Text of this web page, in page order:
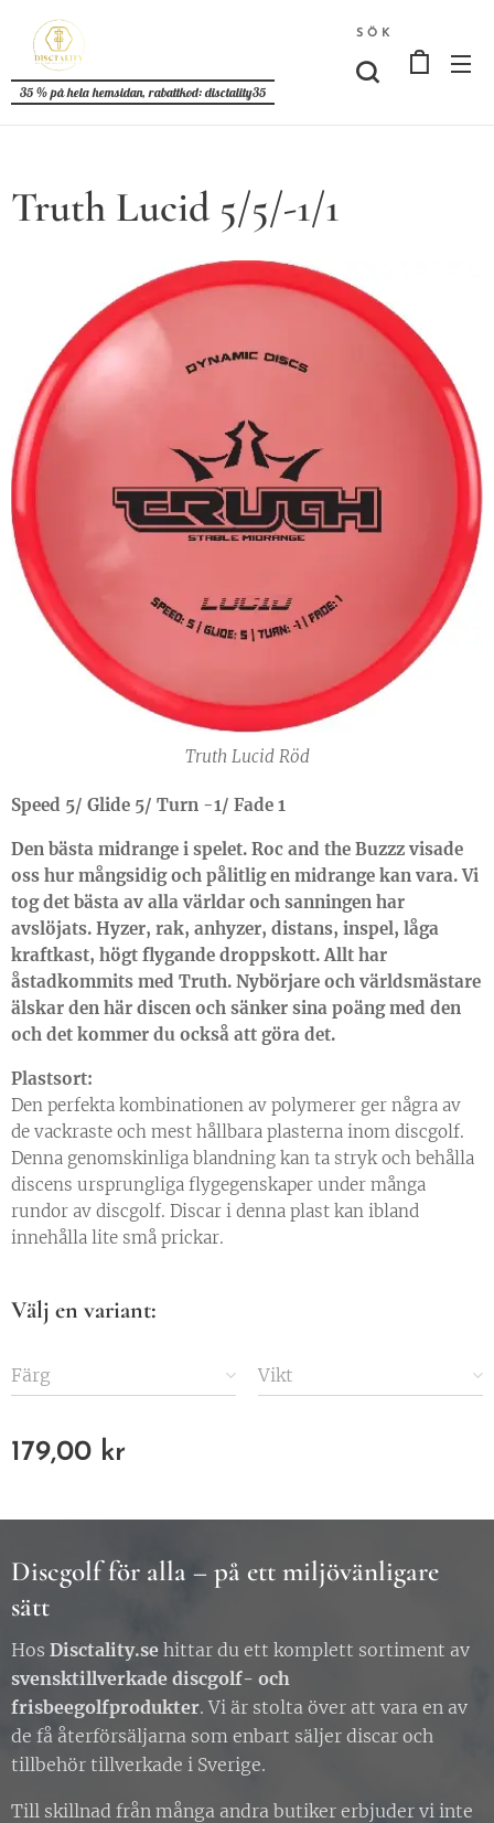
35 % på hela hemsidan, rabattkod: disctality35
SÖK
Truth Lucid 5/5/-1/1
Truth Lucid Röd
Speed 5/ Glide 5/ Turn -1/ Fade 1
Den bästa midrange i spelet. Roc and the Buzzz visade
oss hur mångsidig och pålitlig en midrange kan vara. Vi
tog det bästa av alla världar och sanningen har
avslöjats. Hyzer, rak, anhyzer, distans, inspel, låga
kraftkast, högt flygande droppskott. Allt har
åstadkommits med Truth. Nybörjare och världsmästare
älskar den här discen och sänker sina poäng med den
och det kommer du också att göra det.
Plastsort:
Den perfekta kombinationen av polymerer ger några av
de vackraste och mest hållbara plasterna inom discgolf.
Denna genomskinliga blandning kan ta stryk och behålla
discens ursprungliga flygegenskaper under många
rundor av discgolf. Discar i denna plast kan ibland
innehålla lite små prickar.
Välj en variant:
Färg Vikt
179,00 kr
Discgolf för alla – på ett miljövänligare
sätt
Hos Disctality.se hittar du ett komplett sortiment av
svensktillverkade discgolf- och
frisbeegolfprodukter. Vi är stolta över att vara en av
de få återförsäljarna som enbart säljer discar och
tillbehör tillverkade i Sverige.
Till skillnad från många andra butiker erbjuder vi inte